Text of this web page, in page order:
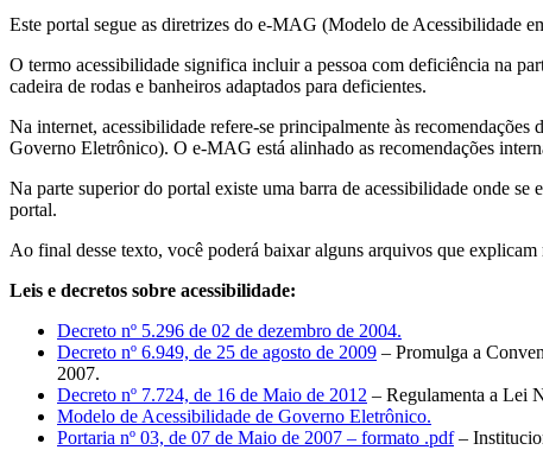
Este portal segue as diretrizes do e-MAG (Modelo de Acessibilidade
O termo acessibilidade significa incluir a pessoa com deficiência na
cadeira de rodas e banheiros adaptados para deficientes.
Na internet, acessibilidade refere-se principalmente às
Governo Eletrônico). O e-MAG está alinhado as recomendações
Na parte superior do portal existe uma barra de acessibilidade onde se
portal.
Ao final desse texto, você poderá baixar alguns arquivos que
Leis e decretos sobre acessibilidade:
Decreto nº 5.296 de 02 de dezembro de 2004.
Decreto nº 6.949, de 25 de agosto de 2009 – Promulga a
2007.
Decreto nº 7.724, de 16 de Maio de 2012 – Regulamenta a Lei
Modelo de Acessibilidade de Governo Eletrônico.
Portaria nº 03, de 07 de Maio de 2007 – formato .pdf–